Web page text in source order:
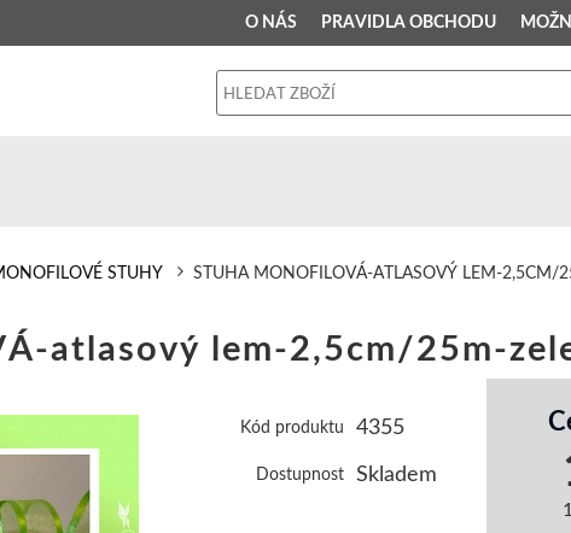
O NÁS PRAVIDLA OBCHODU
PRAVIDLA OBCHODU
STUHY STUHA MONOFILOVÁ-ATLASOVÝ LEM-2,5CM/
atlasový lem-2,5cm/25m-
Kód produktu 4355
Dostupnost Skladem